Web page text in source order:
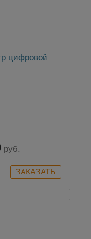
цифровой
руб.